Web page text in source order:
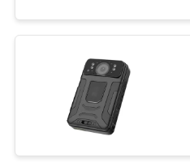
SITEMAP
ΠΟΛΙΤΙΚΉ
ΑΠΟΡΡΉΤΟΥ